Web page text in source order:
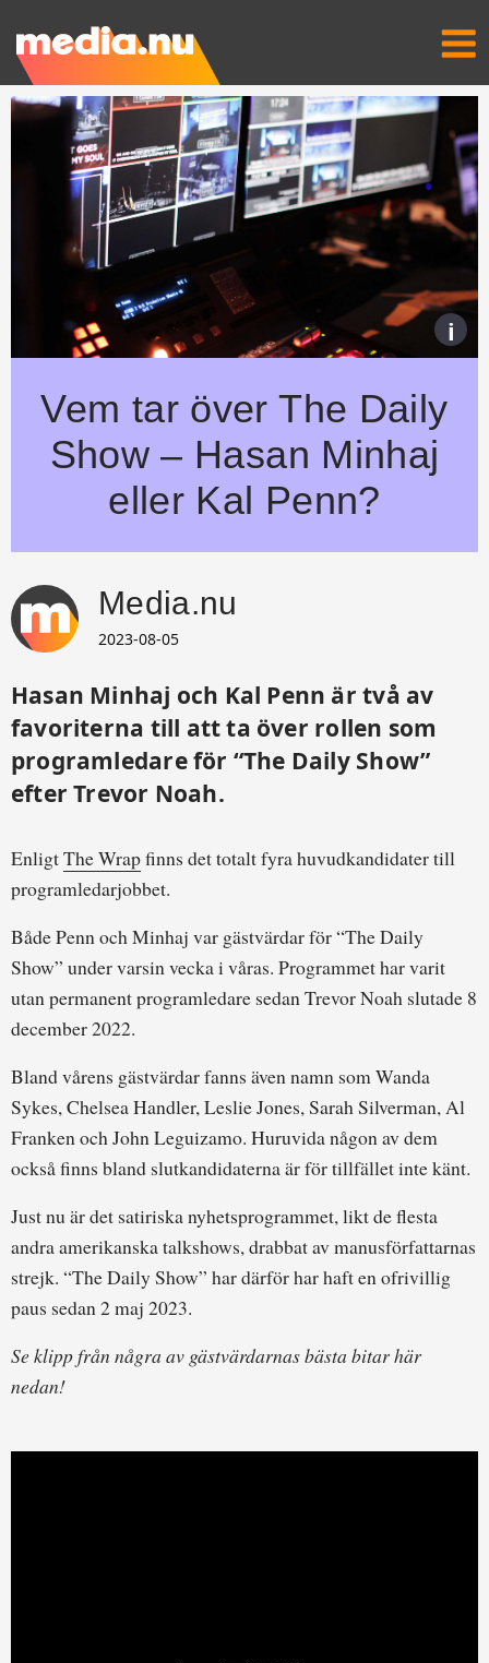
i
Vem tar över The Daily
Show – Hasan Minhaj
eller Kal Penn?
Media.nu
2023-08-05
Hasan Minhaj och Kal Penn är två av
favoriterna till att ta över rollen som
programledare för “The Daily Show”
efter Trevor Noah.
EnligtThe Wrapfinns det totalt fyra huvudkandidater till
programledarjobbet.
Både Penn och Minhaj var gästvärdar för “The Daily
Show” under varsin vecka i våras. Programmet har varit
utan permanent programledare sedan Trevor Noah slutade 8
december 2022.
Bland vårens gästvärdar fanns även namn som Wanda
Sykes, Chelsea Handler, Leslie Jones, Sarah Silverman, Al
Franken och John Leguizamo. Huruvida någon av dem
också finns bland slutkandidaterna är för tillfället inte känt.
Just nu är det satiriska nyhetsprogrammet, likt de flesta
andra amerikanska talkshows, drabbat av manusförfattarnas
strejk. “The Daily Show” har därför har haft en ofrivillig
paus sedan 2 maj 2023.
Se klipp från några av gästvärdarnas bästa bitar här
nedan!